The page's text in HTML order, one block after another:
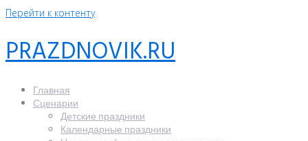
Перейти к контенту
PRAZDNOVIK.RU
Главная
Сценарии
Детские праздники
Календарные праздники